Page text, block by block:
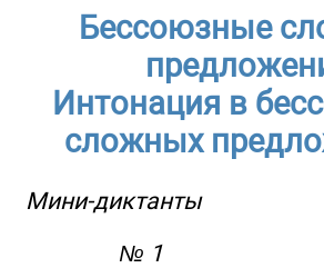
Бессоюзные
Интонация в
сложных
Мини-диктанты
№ 1